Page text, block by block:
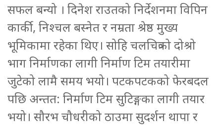
सफल बन्यो । दिनेश राउतको निर्देशनमा विपिन
कार्की, निश्चल बस्नेत र नम्रता श्रेष्ठ मुख्य
भूमिकामा रहेका थिए। सोहि चलचित्रको दोश्रो
भाग निर्माणका लागी निर्माण टिम तयारीमा
जुटेको लामै समय भयो। पटकपटकको फेरबदल
पछि अन्तत: निर्माण टिम सुटिङ्गका लागी तयार
भयो। सौरभ चौधरीको ठाउमा सुदर्शन थापा र